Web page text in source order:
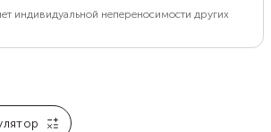
индивидуальной непереносимости других